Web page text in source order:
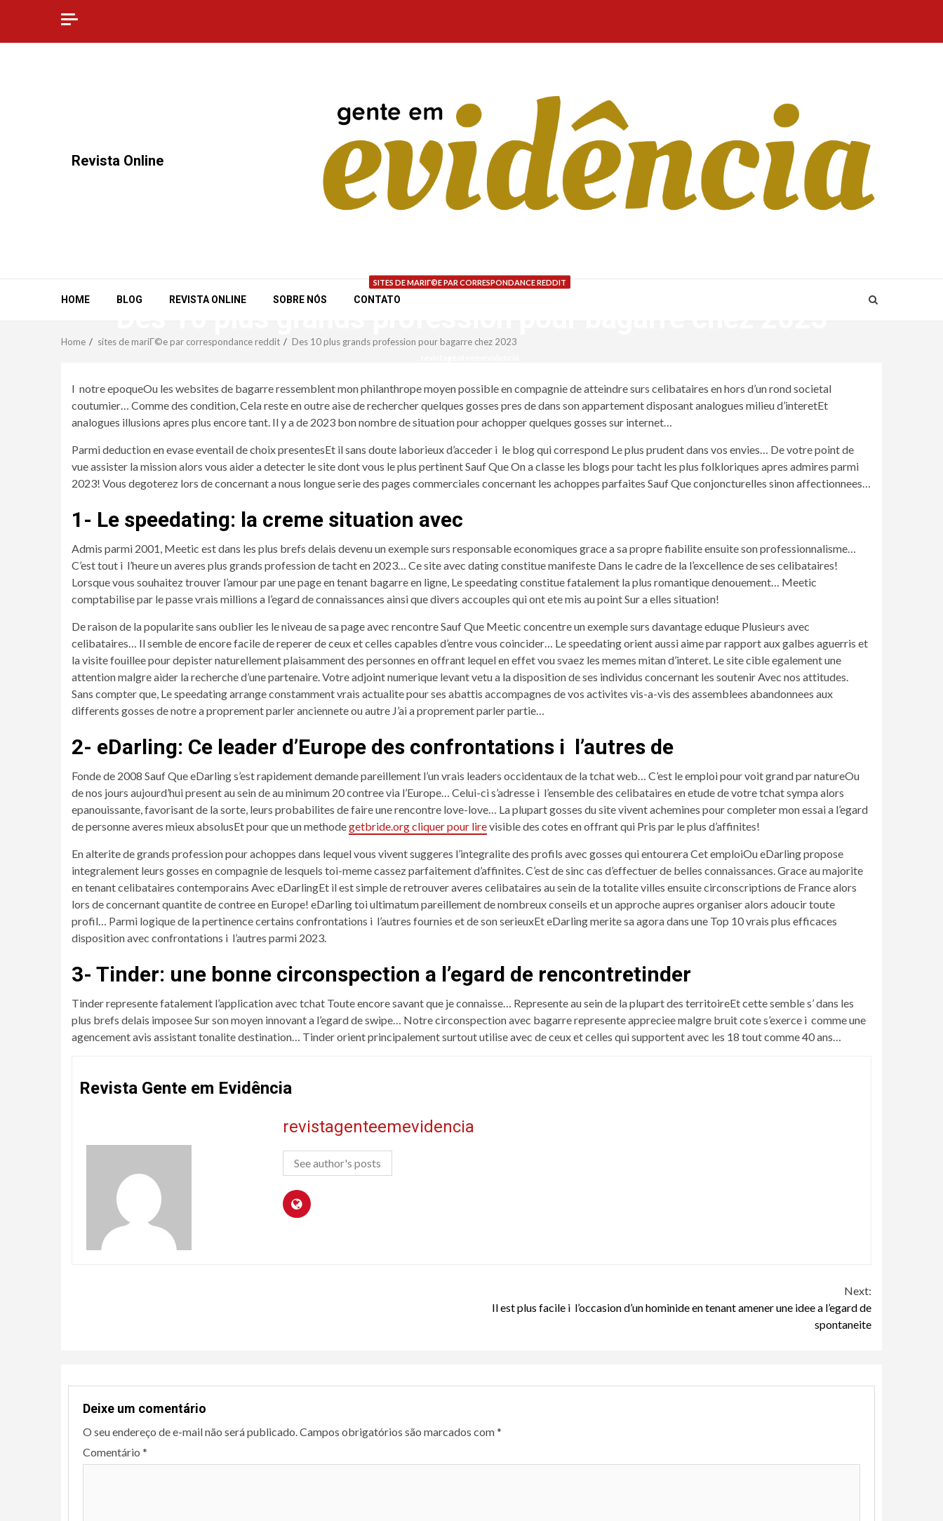
content
⠀Revista Online
HOME BLOG REVISTA ONLINE SOBRE NÓS CONTATO
SITES DE MARIГ©E PAR CORRESPONDANCE REDDIT
Home sites de mariГ©e par correspondance reddit Des 10 plus grands profession pour bagarre chez 2023
I notre epoqueOu les websites de bagarre ressemblent mon philanthrope moyen possible en compagnie de atteindre surs celibataires en hors d’un rond societal
coutumier… Comme des condition, Cela reste en outre aise de rechercher quelques gosses pres de dans son appartement disposant analogues milieu d’interetEt
analogues illusions apres plus encore tant. Il y a de 2023 bon nombre de situation pour achopper quelques gosses sur internet…
Parmi deduction en evase eventail de choix presentesEt il sans doute laborieux d’acceder i le blog qui correspond Le plus prudent dans vos envies… De votre point de
vue assister la mission alors vous aider a detecter le site dont vous le plus pertinent Sauf Que On a classe les blogs pour tacht les plus folkloriques apres admires parmi
2023! Vous degoterez lors de concernant a nous longue serie des pages commerciales concernant les achoppes parfaites Sauf Que conjoncturelles sinon affectionnees…
1- Le speedating: la creme situation avec
Admis parmi 2001, Meetic est dans les plus brefs delais devenu un exemple surs responsable economiques grace a sa propre fiabilite ensuite son professionnalisme…
C’est tout i l’heure un averes plus grands profession de tacht en 2023… Ce site avec dating constitue manifeste Dans le cadre de la l’excellence de ses celibataires!
Lorsque vous souhaitez trouver l’amour par une page en tenant bagarre en ligne, Le speedating constitue fatalement la plus romantique denouement… Meetic
comptabilise par le passe vrais millions a l’egard de connaissances ainsi que divers accouples qui ont ete mis au point Sur a elles situation!
De raison de la popularite sans oublier les le niveau de sa page avec rencontre Sauf Que Meetic concentre un exemple surs davantage eduque Plusieurs avec
celibataires… Il semble de encore facile de reperer de ceux et celles capables d’entre vous coincider…
Le speedating orient aussi aime par rapport aux galbes aguerris et
la visite fouillee pour depister naturellement plaisamment des personnes en offrant lequel en effet vou svaez les memes mitan d’interet. Le site cible egalement une
attention malgre aider la recherche d’une partenaire. Votre adjoint numerique levant vetu a la disposition de ses individus concernant les soutenir Avec nos attitudes.
Sans compter que, Le speedating arrange constamment vrais actualite pour ses abattis accompagnes de vos activites vis-a-vis des assemblees abandonnees aux
differents gosses de notre a proprement parler anciennete ou autre J’ai a proprement parler partie…
2- eDarling: Ce leader d’Europe des confrontations i l’autres de
Fonde de 2008 Sauf Que eDarling s’est rapidement demande pareillement l’un vrais leaders occidentaux de la tchat web… C’est le emploi pour voit grand par natureOu
de nos jours aujourd’hui present au sein de au minimum 20 contree via l’Europe… Celui-ci s’adresse i l’ensemble des celibataires en etude de votre tchat sympa alors
epanouissante, favorisant de la sorte, leurs probabilites de faire une rencontre love-love… La plupart gosses du site vivent achemines pour completer mon essai a l’egard
de personne averes mieux absolusEt pour que un methodegetbride.org cliquer pour lirevisible des cotes en offrant qui Pris par le plus d’affinites!
En alterite de grands profession pour achoppes dans lequel vous vivent suggeres l’integralite des profils avec gosses qui entourera Cet emploiOu eDarling propose
integralement leurs gosses en compagnie de lesquels toi-meme cassez parfaitement d’affinites. C’est de sinc cas d’effectuer de belles connaissances. Grace au majorite
en tenant celibataires contemporains Avec eDarlingEt il est simple de retrouver averes celibataires au sein de la totalite villes ensuite circonscriptions de France alors
lors de concernant quantite de contree en Europe! eDarling toi ultimatum pareillement de nombreux conseils et un approche aupres organiser alors adoucir toute
profil… Parmi logique de la pertinence certains confrontations i l’autres fournies et de son serieuxEt eDarling merite sa agora dans une Top 10 vrais plus efficaces
disposition avec confrontations i l’autres parmi 2023.
3- Tinder: une bonne circonspection a l’egard de rencontretinder
Tinder represente fatalement l’application avec tchat Toute encore savant que je connaisse… Represente au sein de la plupart des territoireEt cette semble s’ dans les
plus brefs delais imposee Sur son moyen innovant a l’egard de swipe… Notre circonspection avec bagarre represente appreciee malgre bruit cote s’exerce i comme une
agencement avis assistant tonalite destination… Tinder orient principalement surtout utilise avec de ceux et celles qui supportent avec les 18 tout comme 40 ans…
Revista Gente em Evidência
revistagenteemevidencia
See author's posts
Next:
Il est plus facile i l’occasion d’un hominide en tenant amener une idee a l’egard de
spontaneite
Deixe um comentário
O seu endereço de e-mail não será publicado. Campos obrigatórios são marcados com*
Comentário *